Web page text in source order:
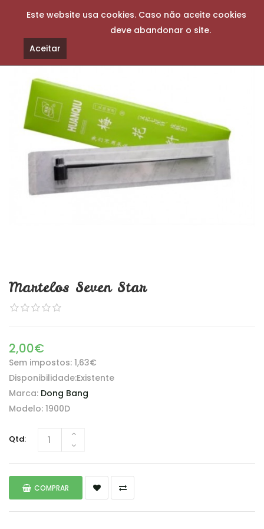
Martelos Seven Star
2,00€
Sem impostos: 1,63€
Disponibilidade:Existente
Marca: Dong Bang
Modelo: 1900D
Qtd:
COMPRAR
Este website usa cookies. Caso não aceite cookies
deve abandonar o site.
Aceitar